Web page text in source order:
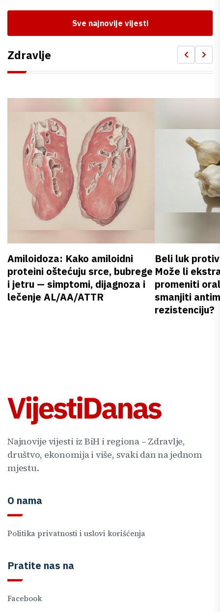
Sve najnovije vijesti
Zdravlje
Amiloidoza: Kako amiloidni
proteini oštećuju srce, bubrege
i jetru — simptomi, dijagnoza i
lečenje AL/AA/ATTR
Beli luk
Može li
promeniti
smanjiti
rezistenciju?
Najnovije vijesti iz BiH i regiona – Zdravlje,
društvo, ekonomija i više, svaki dan na jednom
mjestu.
O nama
Politika privatnosti i uslovi korišćenja
Pratite nas na
Facebook